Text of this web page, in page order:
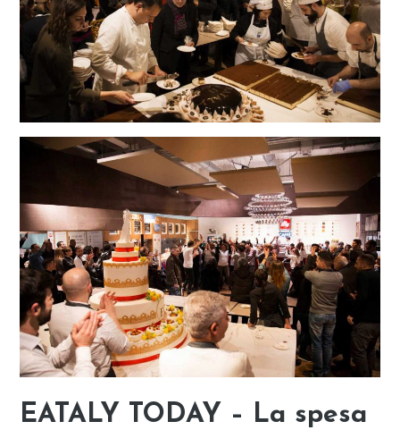
EATALY TODAY – La spesa